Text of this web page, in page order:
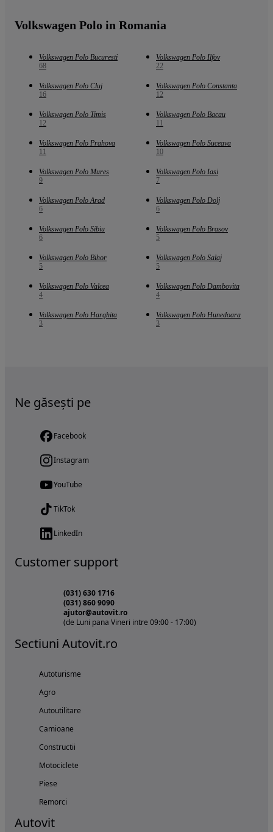
Volkswagen Polo in Romania
Volkswagen Polo Bucuresti
68
Volkswagen Polo Ilfov
22
Volkswagen Polo Cluj
16
Volkswagen Polo Constanta
12
Volkswagen Polo Timis
12
Volkswagen Polo Bacau
11
Volkswagen Polo Prahova
11
Volkswagen Polo Suceava
10
Volkswagen Polo Mures
9
Volkswagen Polo Iasi
7
Volkswagen Polo Arad
6
Volkswagen Polo Dolj
6
Volkswagen Polo Sibiu
6
Volkswagen Polo Brasov
5
Volkswagen Polo Bihor
5
Volkswagen Polo Salaj
5
Volkswagen Polo Valcea
4
Volkswagen Polo Dambovita
4
Volkswagen Polo Harghita
3
Volkswagen Polo Hunedoara
3
Ne găsești pe
Facebook
Instagram
YouTube
TikTok
LinkedIn
Customer support
(031) 630 1716
(031) 860 9090
ajutor@autovit.ro
(de Luni pana Vineri intre 09:00 - 17:00)
Sectiuni Autovit.ro
Autoturisme
Agro
Autoutilitare
Camioane
Constructii
Motociclete
Piese
Remorci
Autovit